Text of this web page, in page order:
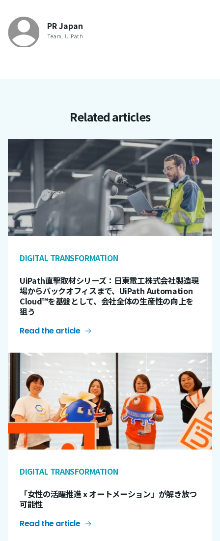
PRJapan
Team UiPath
Related articles
DIGITAL TRANSFORMATION
UiPath直撃取材シリーズ：日東電工株式会社製造現
場からバックオフィスまで、UiPath Automation
Cloud™を基盤として、会社全体の生産性の向上を
狙う
Read the article
DIGITAL TRANSFORMATION
「女性の活躍推進 x オートメーション」が解き放つ
可能性
Read the article